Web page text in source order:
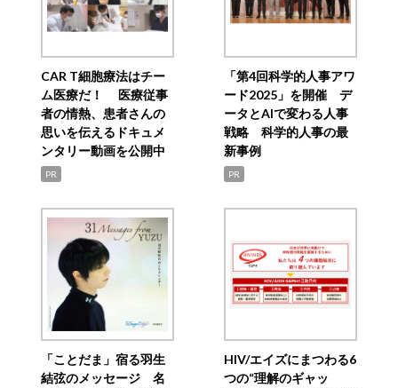
CAR T細胞療法はチー
ム医療だ！ 医療従事
者の情熱、患者さんの
思いを伝えるドキュメ
ンタリー動画を公開中
PR
「第4回科学的人事アワ
ード2025」を開催 デ
ータとAIで変わる人事
戦略 科学的人事の最
新事例
PR
「ことだま」宿る羽生
結弦のメッセージ 名
HIV/エイズにまつわる6
つの“理解のギャッ